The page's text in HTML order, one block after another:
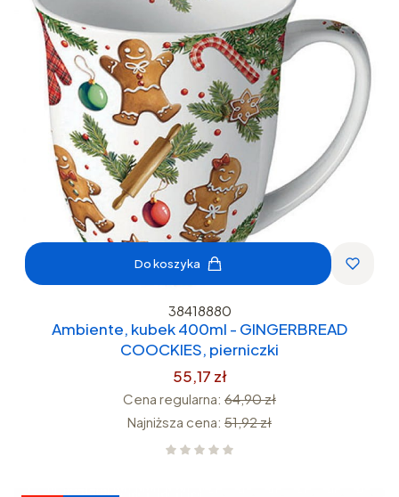
Do koszyka
38418880
Ambiente, kubek 400ml - GINGERBREAD
COOCKIES, pierniczki
55,17 zł
Cena regularna: 64,90 zł
Najniższa cena: 51,92 zł